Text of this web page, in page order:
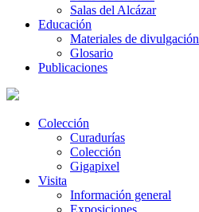
Salas del Alcázar
Educación
Materiales de divulgación
Glosario
Publicaciones
Colección
Curadurías
Colección
Gigapixel
Visita
Información general
Exposiciones